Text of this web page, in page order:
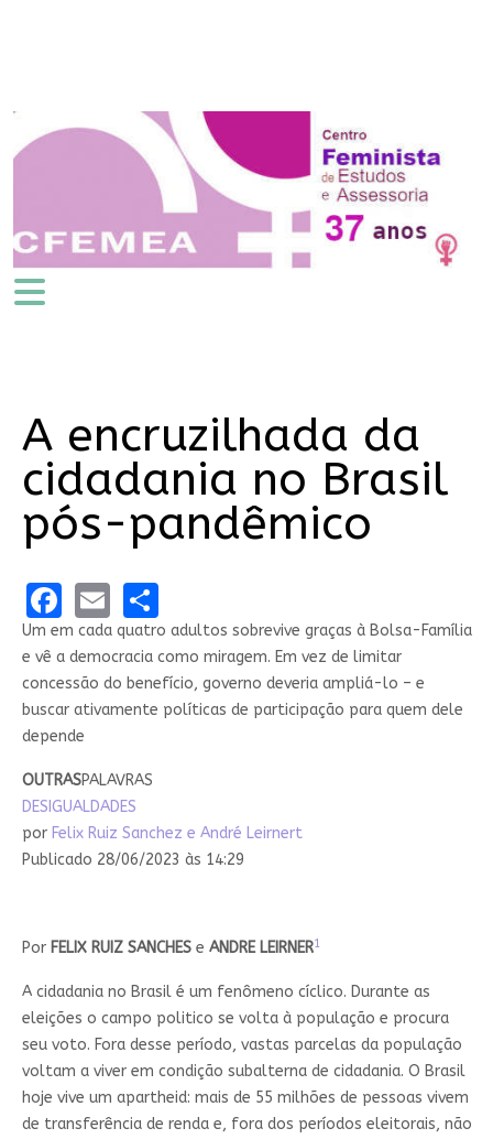
A encruzilhada da
cidadania no Brasil
pós-pandêmico
Facebook
EmailShare
Um em cada quatro adultos sobrevive graças à Bolsa-Família
e vê a democracia como miragem. Em vez de limitar
concessão do benefício, governo deveria ampliá-lo – e
buscar ativamente políticas de participação para quem dele
depende
OUTRASPALAVRAS
DESIGUALDADES
por Felix Ruiz Sanchez e André Leirnert
Publicado 28/06/2023 às 14:29
Por FELIX RUIZ SANCHESe ANDRE LEIRNER1
A cidadania no Brasil é um fenômeno cíclico. Durante as
eleições o campo politico se volta à população e procura
seu voto. Fora desse período, vastas parcelas da população
voltam a viver em condição subalterna de cidadania. O Brasil
hoje vive um apartheid: mais de 55 milhões de pessoas vivem
de transferência de renda e, fora dos períodos eleitorais, não